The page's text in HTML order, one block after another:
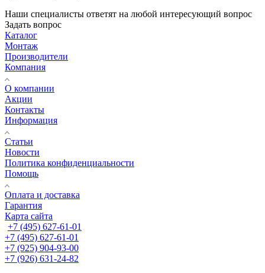
Наши специалисты ответят на любой интересующий вопрос
Задать вопрос
Каталог
Монтаж
Производители
Компания
О компании
Акции
Контакты
Информация
Статьи
Новости
Политика конфиденциальности
Помощь
Оплата и доставка
Гарантия
Карта сайта
+7 (495) 627-61-01
+7 (495) 627-61-01
+7 (925) 904-93-00
+7 (926) 631-24-82